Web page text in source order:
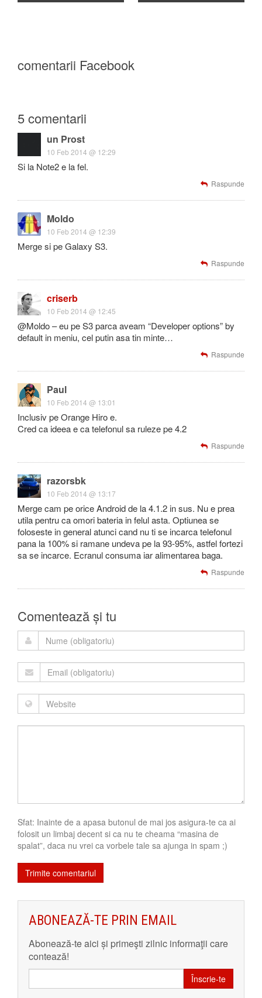
comentarii Facebook
5 comentarii
un Prost
10 Feb 2014 @ 12:29
Si la Note2 e la fel.
Raspunde
Moldo
10 Feb 2014 @ 12:39
Merge si pe Galaxy S3.
Raspunde
criserb
10 Feb 2014 @ 12:45
@Moldo – eu pe S3 parca aveam “Developer options” by
default in meniu, cel putin asa tin minte…
Raspunde
Paul
10 Feb 2014 @ 13:01
Inclusiv pe Orange Hiro e.
Cred ca ideea e ca telefonul sa ruleze pe 4.2
Raspunde
razorsbk
10 Feb 2014 @ 13:17
Merge cam pe orice Android de la 4.1.2 in sus. Nu e prea
utila pentru ca omori bateria in felul asta. Optiunea se
foloseste in general atunci cand nu ti se incarca telefonul
pana la 100% si ramane undeva pe la 93-95%, astfel fortezi
sa se incarce. Ecranul consuma iar alimentarea baga.
Raspunde
Comentează și tu
Sfat: Inainte de a apasa butonul de mai jos asigura-te ca ai
folosit un limbaj decent si ca nu te cheama “masina de
spalat”, daca nu vrei ca vorbele tale sa ajunga in spam ;)
ABONEAZĂ-TE PRIN EMAIL
Abonează-te aici și primeşti zilnic informaţii care
contează!
Înscrie-te